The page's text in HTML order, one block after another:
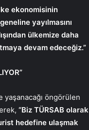
ekonomisinin
yayılmasını
ülkemize daha
devam edeceğiz.”
yaşanacağı öngörülen
“Biz TÜRSAB olarak
hedefine ulaşmak